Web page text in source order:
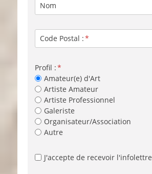
Nom
Code Postal :
Profil :
Amateur(e) d'Art
Artiste Amateur
Artiste Professionnel
Galeriste
Organisateur/Association
Autre
J'accepte de recevoir l'infolettre